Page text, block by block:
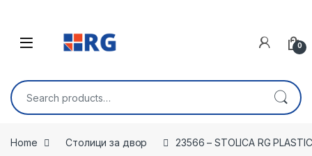
Open 0
Search for:
Home Столици за двор 23566 – STOLICA RG